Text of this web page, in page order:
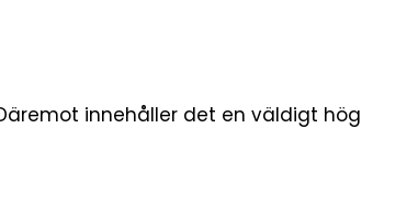
innehåller det en väldigt hög